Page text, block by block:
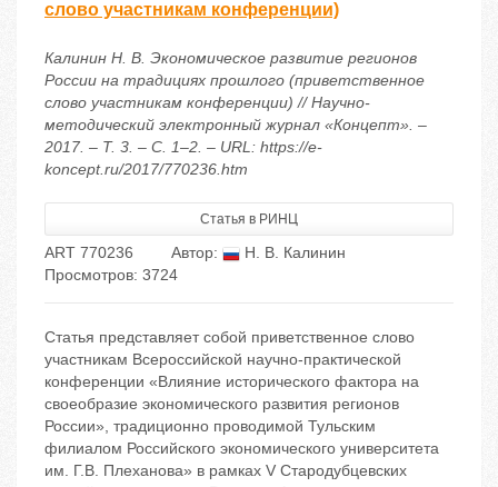
слово участникам конференции)
Калинин Н. В. Экономическое развитие регионов
России на традициях прошлого (приветственное
слово участникам конференции) // Научно-
методический электронный журнал «Концепт». –
2017. – Т. 3. – С. 1–2. – URL: https://e-
koncept.ru/2017/770236.htm
Статья в РИНЦ
ART 770236 Автор:
Н. В. Калинин
Просмотров: 3724
Статья представляет собой приветственное слово
участникам Всероссийской научно-практической
конференции «Влияние исторического фактора на
своеобразие экономического развития регионов
России», традиционно проводимой Тульским
филиалом Российского экономического университета
им. Г.В. Плеханова» в рамках V Стародубцевских